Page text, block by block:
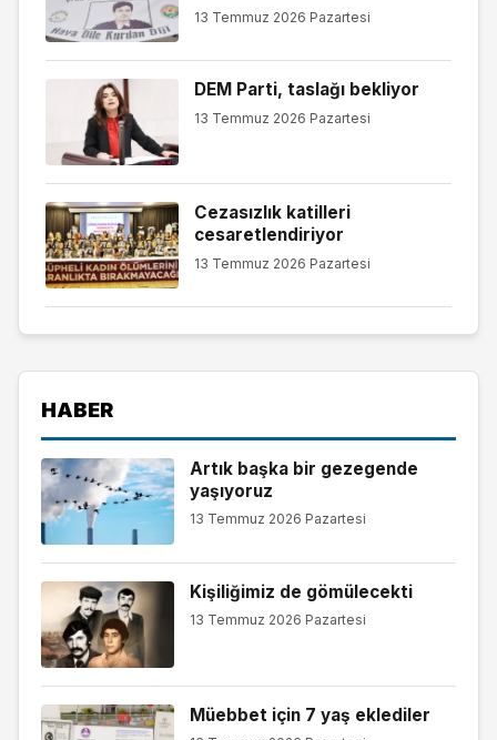
13 Temmuz 2026 Pazartesi
DEM Parti, taslağı bekliyor
13 Temmuz 2026 Pazartesi
Cezasızlık katilleri
cesaretlendiriyor
13 Temmuz 2026 Pazartesi
HABER
Artık başka bir gezegende
yaşıyoruz
13 Temmuz 2026 Pazartesi
Kişiliğimiz de gömülecekti
13 Temmuz 2026 Pazartesi
Müebbet için 7 yaş eklediler